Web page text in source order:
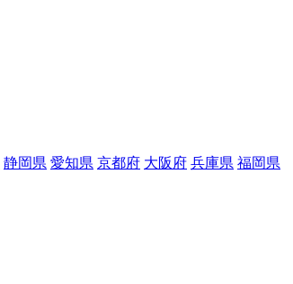
静岡県 愛知県 京都府 大阪府 兵庫県 福岡県